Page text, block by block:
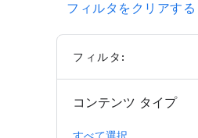
フィルタをクリアする
フィルタ:
コンテンツ タイプ